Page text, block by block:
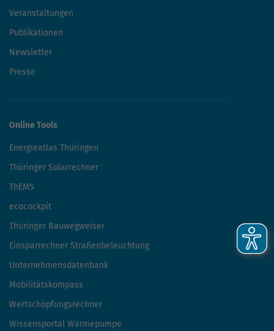
Veranstaltungen
Publikationen
Newsletter
Presse
Online Tools
Energieatlas Thüringen
Thüringer Solarrechner
ThEMS
ecocockpit
Thüringer Bauwegweiser
Einsparrechner Straßenbeleuchtung
Unternehmensdatenbank
Mobilitätskompass
Wertschöpfungsrechner
Wissensportal Wärmepumpe